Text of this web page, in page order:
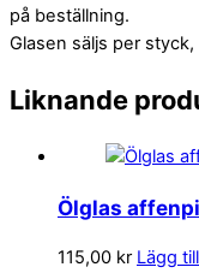
på beställning.
Glasen säljs per
Liknande
Ölglas
115,00 kr Lägg